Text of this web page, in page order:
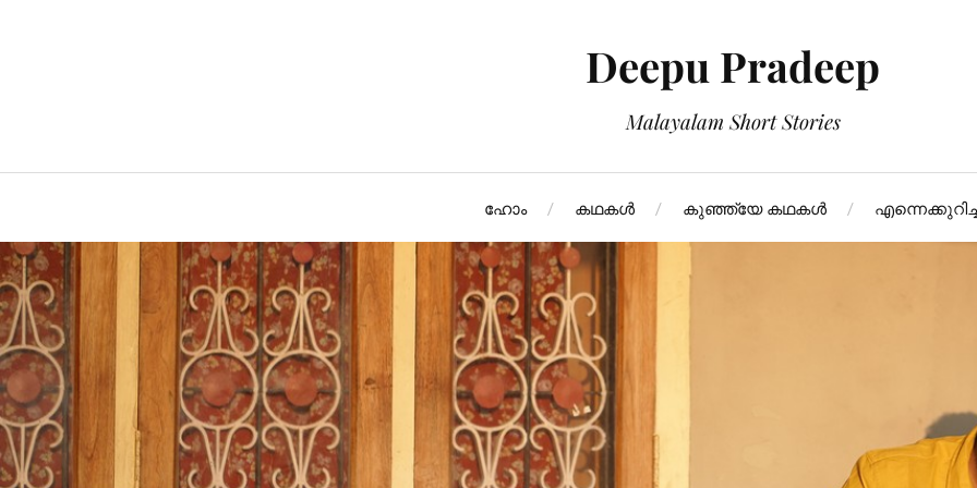
Deepu Pradeep
Malayalam Short Stories
ഹോം കഥകള്‍ കുഞ്ഞ്യേ കഥകള്‍